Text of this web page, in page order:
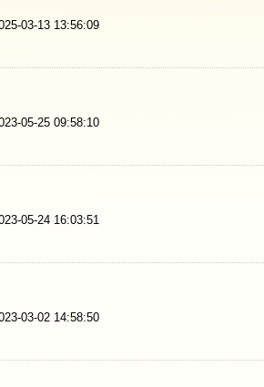
03-13 13:56:09
05-25 09:58:10
05-24 16:03:51
03-02 14:58:50